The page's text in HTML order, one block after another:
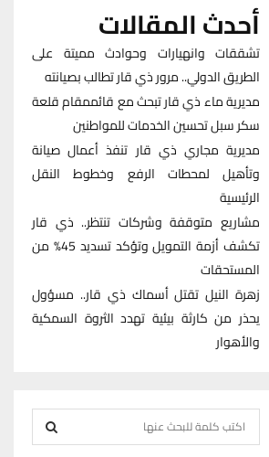
أحدث المقالات
تشققات وانهيارات وحوادث مميتة على
الطريق الدولي.. مرور ذي قار تطالب بصيانته
مديرية ماء ذي قار تبحث مع قائممقام قلعة
سكر سبل تحسين الخدمات للمواطنين
مديرية مجاري ذي قار تنفذ أعمال صيانة
وتأهيل لمحطات الرفع وخطوط النقل
الرئيسية
مشاريع متوقفة وشركات تنتظر.. ذي قار
تكشف أزمة التمويل وتؤكد تسديد 45% من
المستحقات
زهرة النيل تقتل أسماك ذي قار.. مسؤول
يحذر من كارثة بيئية تهدد الثروة السمكية
والأهوار
e